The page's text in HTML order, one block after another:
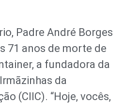
Padre André Borges
71 anos de morte de
a fundadora da
da
(CIIC). “Hoje, vocês,